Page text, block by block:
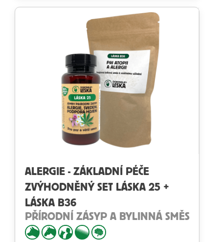
ALERGIE - ZÁKLADNÍ PÉČE
ZVÝHODNĚNÝ SET LÁSKA 25 +
LÁSKA B36
PŘÍRODNÍ ZÁSYP A BYLINNÁ SMĚS